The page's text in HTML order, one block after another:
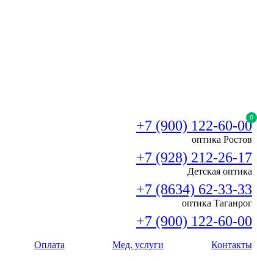
0
+7 (900) 122-60-00
оптика Ростов
+7 (928) 212-26-17
Детская оптика
+7 (8634) 62-33-33
оптика Таганрог
+7 (900) 122-60-00
Оплата Мед. услуги Контакты